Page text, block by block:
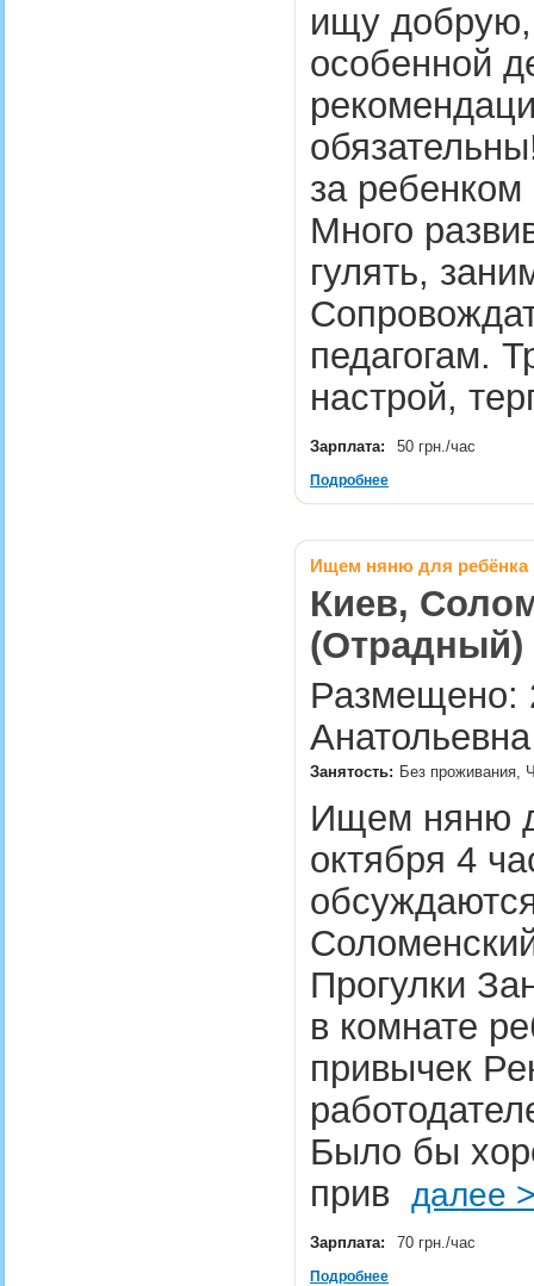
ищу
особенной
за
Много
гулять,
педагогам.
настрой,
Зарплата: 50 грн./час
Подробнее
Ищем няню для ребёнка
Киев,
(Отрадный)
Размещено:
Занятость: Без проживания,
Ищем няню
октября 4
Прогулки
в комнате
привычек
Было бы
прив далее >
Зарплата: 70 грн./час
Подробнее